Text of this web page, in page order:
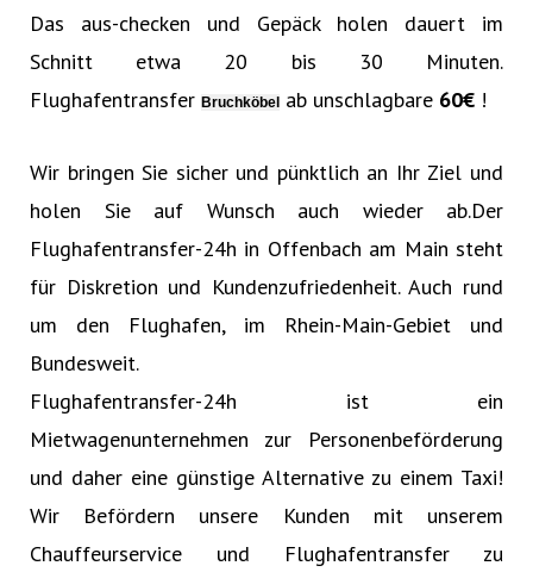
Das aus-checken und Gepäck holen dauert im
Schnitt etwa 20 bis 30 Minuten.
Flughafentransfer Bruchköbel ab unschlagbare 60€‎ !
Wir bringen Sie sicher und pünktlich an Ihr Ziel und
holen Sie auf Wunsch auch wieder ab.Der
Flughafentransfer-24h in Offenbach am Main steht
für Diskretion und Kundenzufriedenheit. Auch rund
um den Flughafen, im Rhein-Main-Gebiet und
Bundesweit.
Flughafentransfer-24h ist ein
Mietwagenunternehmen zur Personenbeförderung
und daher eine günstige Alternative zu einem Taxi!
Wir Befördern unsere Kunden mit unserem
Chauffeurservice und Flughafentransfer zu